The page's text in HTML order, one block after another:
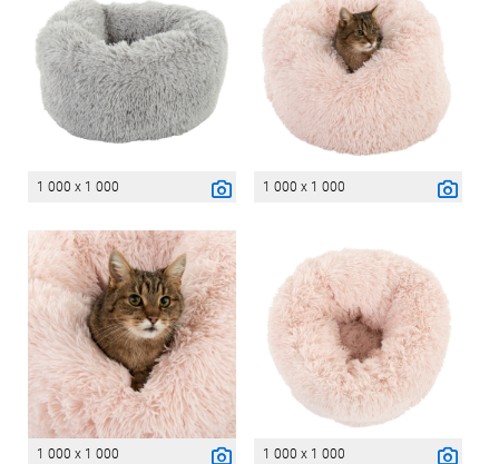
1 000 x 1 000 1 000 x 1 000
1 000 x 1 000 1 000 x 1 000